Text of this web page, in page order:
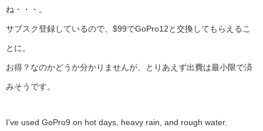
ね・・・。
サブスク登録しているので、$99でGoPro12と交換してもらえるこ
とに。
お得？なのかどうか分かりませんが、とりあえず出費は最小限で済
みそうです。
I’ve used GoPro9 on hot days, heavy rain, and rough water.